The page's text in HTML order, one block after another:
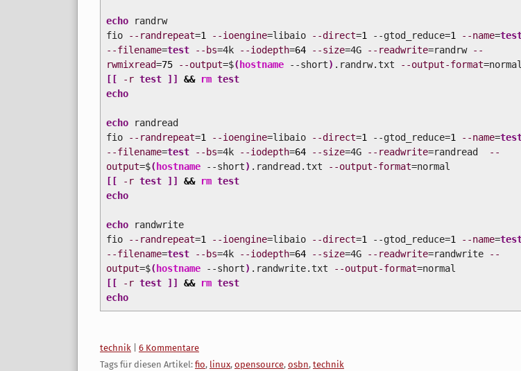
echorandrw
fio
--randrepeat=1 --ioengine=libaio --direct=1 --gtod_reduce=1 --name=
--filename=test --bs=4k --iodepth=64 --size=4G --readwrite=randrw --
rwmixread=75 --output=$( hostname--short) .randrw.txt --output-format=normal
[ [ -r test ] ] && rm test
echo
echorandread
fio
--randrepeat=1 --ioengine=libaio --direct=1 --gtod_reduce=1 --name=
--filename=test --bs=4k --iodepth=64 --size=4G --readwrite=randread
--
output=$( hostname--short) .randread.txt --output-format=normal
[ [ -r test ] ] && rm test
echo
echorandwrite
fio
--randrepeat=1 --ioengine=libaio --direct=1 --gtod_reduce=1 --name=
--filename=test --bs=4k --iodepth=64 --size=4G --readwrite=randwrite
--
output=$( hostname--short) .randwrite.txt --output-format=normal
[ [ -r test ] ] && rm test
echo
Kategorien:
technik
6 Kommentare
Tags für diesen Artikel: fio, linux, opensource, osbn, technik